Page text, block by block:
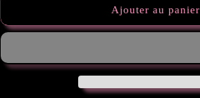
Patte
Patte
Ajouter au panier